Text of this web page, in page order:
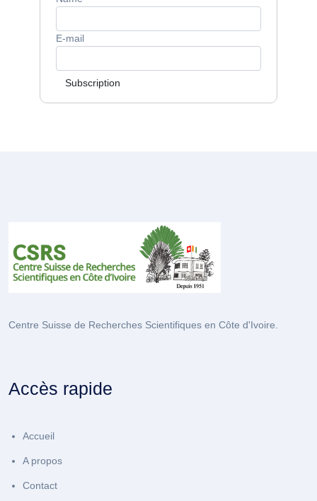
E-mail
Subscription
Centre Suisse de Recherches Scientifiques en Côte d'Ivoire.
Accès rapide
Accueil
A propos
Contact